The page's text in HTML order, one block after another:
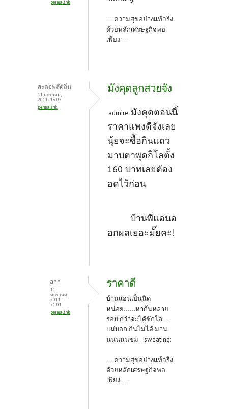
permalink
....ความสุขอย่างแท้จริง
ด้วยหลักเศรษฐกิจพอ
เพียง....
สะตอพลัดถิ่น
11 มกราคม,
2011 - 13:07
permalink
มังคุดลูกสวยจัง
:admire: มังคุดตอนนี้
ราคาแพงดีจังเลย
นุ้ยจะซื้อกินแถว
มาบตาพุดกิโลตั้ง
160 บาทเลยต้อง
อดไว้ก่อน
บ้านพี่แอนอ
อกผลเยอะมั๊ยคะ!
ann
11
มกราคม,
2011 -
21:01
permalink
ราคาดี
บ้านแอนเป็นนิด
หน่อย......หากันหลาย
รอบ กว่าจะได้ซักโล...
แม่บอก กินไม่ได้ มาน
นนนนนขม.. :sweating:
....ความสุขอย่างแท้จริง
ด้วยหลักเศรษฐกิจพอ
เพียง....